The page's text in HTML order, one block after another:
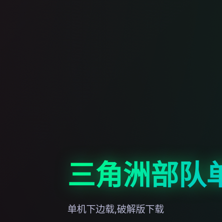
三角洲部队
单机下边载,破解版下载